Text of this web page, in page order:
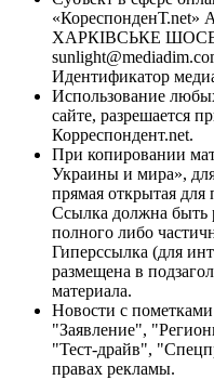
«КореспонденТ.net»
ХАРКІВСЬКЕ ШОСЕ,
Идентификатор
Использование
сайте, разрешается
Корреспондент.net.
При копировании
Украины и мира»,
прямая открытая для
Ссылка должна быть
полного либо
Гиперссылка (для
размещена в
материала.
Новости с
"Заявление",
"Тест-драйв",
правах рекламы.